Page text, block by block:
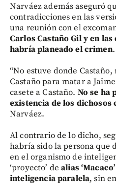
Narváez además aseguró
contradicciones en las
una reunión con el
Carlos Castaño Gil y en
habría planeado el crimen.
“No estuve donde
Castaño para matar a
casete a Castaño. No se ha
existencia de los dichosos
Narváez.
Al contrario de lo dicho,
habría sido la persona
en el organismo de
‘proyecto’ de alias
inteligencia paralela, sin